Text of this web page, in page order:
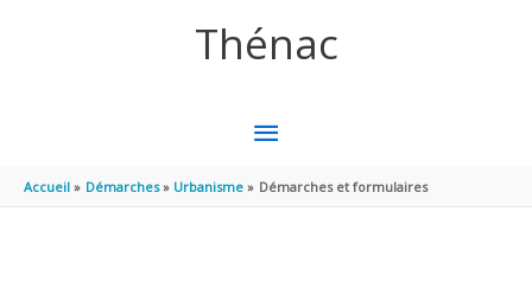
Thénac
MENU
PRINCIPAL
Accueil Démarches Urbanisme Démarches et formulaires